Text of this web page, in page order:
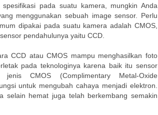
pada suatu kamera, mungkin Anda
menggunakan sebuah image sensor. Perlu
dipakai pada suatu kamera adalah CMOS,
pendahulunya yaitu CCD.
CCD atau CMOS mampu menghasilkan foto
pada teknologinya karena baik itu sensor
CMOS (Complimentary Metal-Oxide
untuk mengubah cahaya menjadi elektron.
selain hemat juga telah berkembang semakin